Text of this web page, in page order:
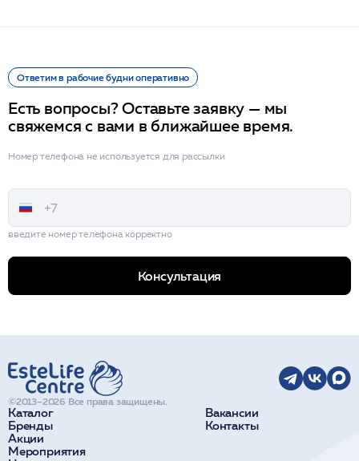
Ответим в рабочие будни оперативно
Есть вопросы? Оставьте заявку — мы
свяжемся с вами в ближайшее время.
Номер телефона не используется для рассылки
введите номер телефона корректно
Консультация
Каталог
Бренды
Акции
Мероприятия
Вакансии
Контакты
©2013–2026 Все права защищены.